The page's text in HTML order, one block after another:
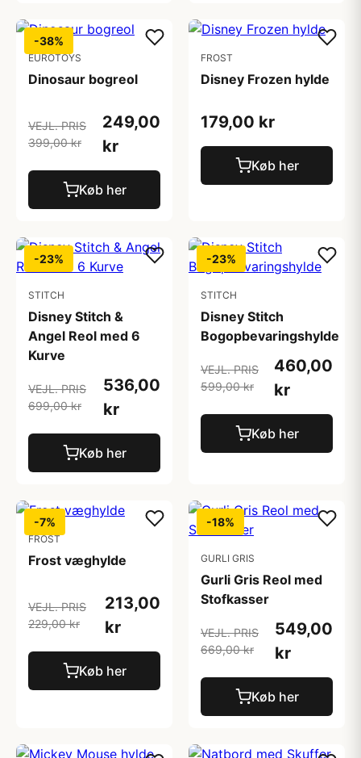
-38%
EUROTOYS
Dinosaur bogreol
VEJL. PRIS
399,00 kr
249,00
kr
Køb her
FROST
Disney Frozen hylde
179,00 kr
Køb her
-23%
STITCH
Disney Stitch &
Angel Reol med 6
Kurve
VEJL. PRIS
699,00 kr
536,00
kr
Køb her
-23%
STITCH
Disney Stitch
Bogopbevaringshylde
VEJL. PRIS
599,00 kr
460,00
kr
Køb her
-7%
FROST
Frost væghylde
VEJL. PRIS
229,00 kr
213,00
kr
Køb her
-18%
GURLI GRIS
Gurli Gris Reol med
Stofkasser
VEJL. PRIS
669,00 kr
549,00
kr
Køb her